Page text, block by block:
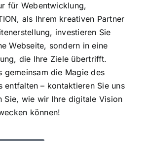
für Webentwicklung,
als Ihrem kreativen Partner
investieren Sie
Webseite, sondern in eine
die Ihre Ziele übertrifft.
gemeinsam die Magie des
entfalten – kontaktieren Sie uns
Sie, wie wir Ihre digitale Vision
können!